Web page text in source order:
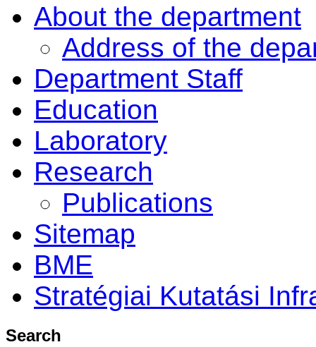
About the department
Address of the
Department Staff
Education
Laboratory
Research
Publications
Sitemap
BME
Stratégiai Kutatási
Search